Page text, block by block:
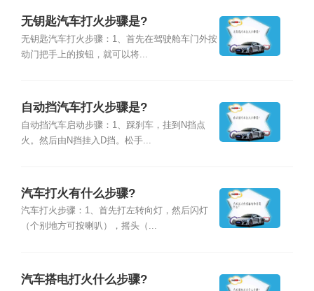
无钥匙汽车打火步骤是?
无钥匙汽车打火步骤：1、首先在驾驶舱车门外按
动门把手上的按钮，就可以将...
自动挡汽车打火步骤是?
自动挡汽车启动步骤：1、踩刹车，挂到N挡点
火。然后由N挡挂入D挡。松手...
汽车打火有什么步骤?
汽车打火步骤：1、首先打左转向灯，然后闪灯
（个别地方可按喇叭），摇头（...
汽车搭电打火什么步骤?